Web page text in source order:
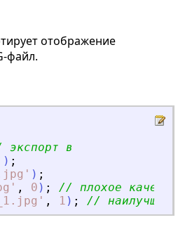
отображение
файл.
в
) ;
' ) ;
' , 0 ) ;
// плохое
' , 1 ) ; // наилучшее